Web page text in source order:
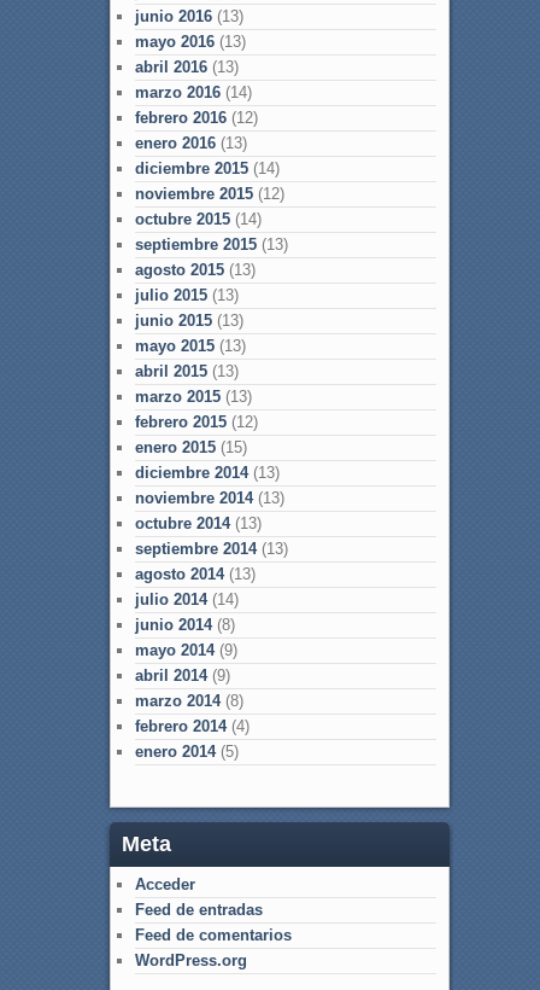
junio 2016(13)
mayo 2016(13)
abril 2016(13)
marzo 2016(14)
febrero 2016(12)
enero 2016(13)
diciembre 2015(14)
noviembre 2015(12)
octubre 2015(14)
septiembre 2015(13)
agosto 2015(13)
julio 2015(13)
junio 2015(13)
mayo 2015(13)
abril 2015(13)
marzo 2015(13)
febrero 2015(12)
enero 2015(15)
diciembre 2014(13)
noviembre 2014(13)
octubre 2014(13)
septiembre 2014(13)
agosto 2014(13)
julio 2014(14)
junio 2014(8)
mayo 2014(9)
abril 2014(9)
marzo 2014(8)
febrero 2014(4)
enero 2014(5)
Meta
Acceder
Feed de entradas
Feed de comentarios
WordPress.org